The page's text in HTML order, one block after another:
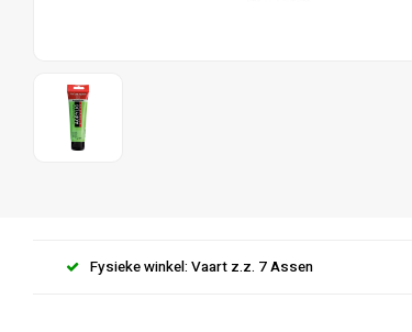
Fysieke winkel: Vaart z.z. 7 Assen